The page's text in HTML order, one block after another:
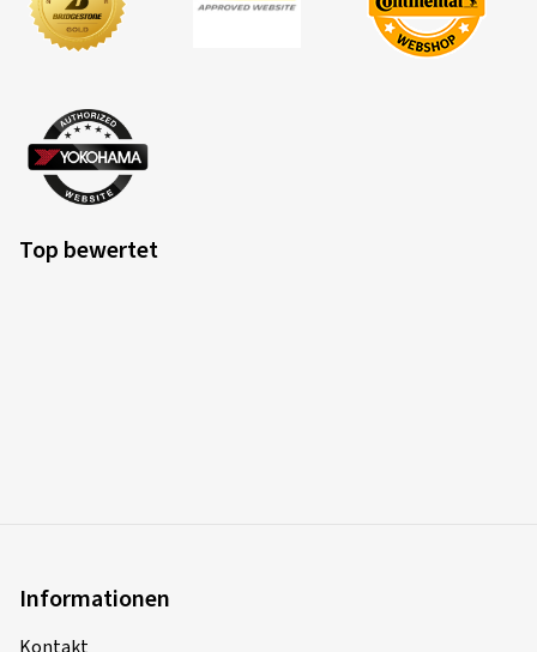
Top bewertet
Informationen